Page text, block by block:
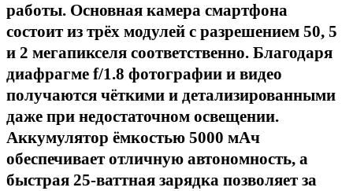
работы. Основная камера смартфона
состоит из трёх модулей с разрешением 50, 5
и 2 мегапикселя соответственно. Благодаря
диафрагме f/1.8 фотографии и видео
получаются чёткими и детализированными
даже при недостаточном освещении.
Аккумулятор ёмкостью 5000 мАч
обеспечивает отличную автономность, а
быстрая 25-ваттная зарядка позволяет за